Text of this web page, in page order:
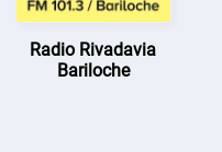
Radio Rivadavia
Bariloche